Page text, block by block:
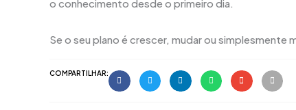
o conhecimento desde o primeiro dia.
Se o seu plano é crescer, mudar ou simplesmente
COMPARTILHAR: